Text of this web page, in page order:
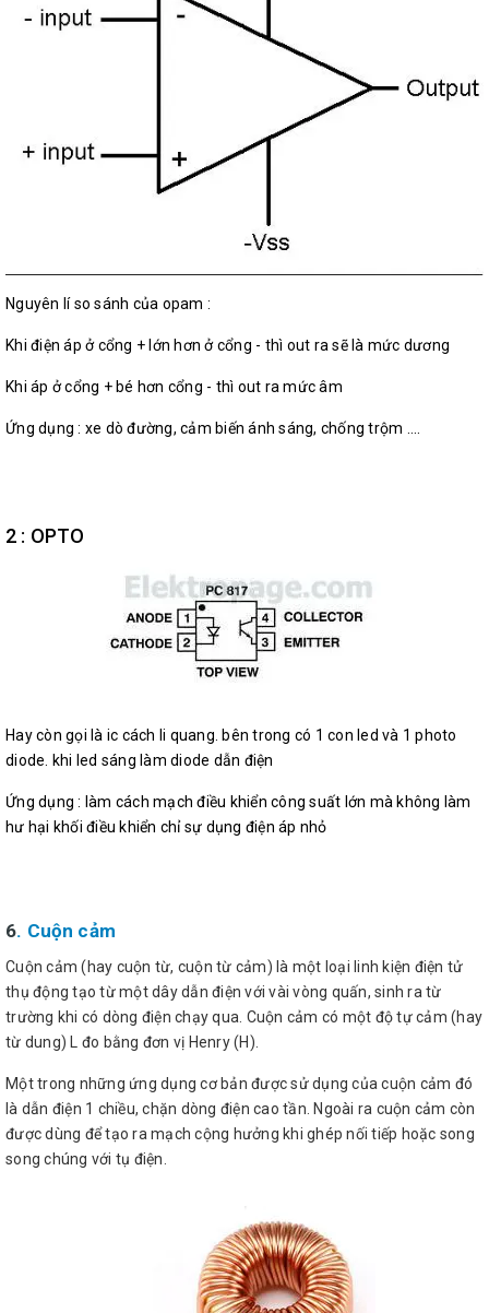
Nguyên lí so sánh của opam :
Khi điện áp ở cổng + lớn hơn ở cổng - thì out ra sẽ là mức dương
Khi áp ở cổng + bé hơn cổng - thì out ra mức âm
Ứng dụng : xe dò đường, cảm biến ánh sáng, chống trộm ....
2 : OPTO
Hay còn gọi là ic cách li quang. bên trong có 1 con led và 1 photo
diode. khi led sáng làm diode dẫn điện
Ứng dụng : làm cách mạch điều khiển công suất lớn mà không làm
hư hại khối điều khiển chỉ sự dụng điện áp nhỏ
6. Cuộn cảm
Cuộn cảm (hay cuộn từ, cuộn từ cảm) là một loại linh kiện điện tử
thụ động tạo từ một dây dẫn điện với vài vòng quấn, sinh ra từ
trường khi có dòng điện chạy qua. Cuộn cảm có một độ tự cảm (hay
từ dung) L đo bằng đơn vị Henry (H).
Một trong những ứng dụng cơ bản được sử dụng của cuộn cảm đó
là dẫn điện 1 chiều, chặn dòng điện cao tần. Ngoài ra cuộn cảm còn
được dùng để tạo ra mạch cộng hưởng khi ghép nối tiếp hoặc song
song chúng với tụ điện.